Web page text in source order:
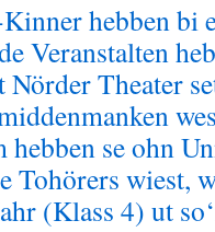
hebben bi
Veranstalten
Nörder Theater
hebben se ohn
Tohörers wiest,
(Klass 4) ut